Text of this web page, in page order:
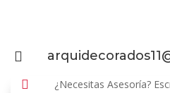


¿Necesitas Asesoría?